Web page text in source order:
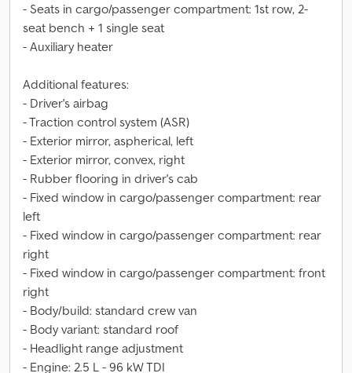
- Seats in cargo/passenger compartment: 1st row, 2-
seat bench + 1 single seat
- Auxiliary heater
Additional features:
- Driver's airbag
- Traction control system (ASR)
- Exterior mirror, aspherical, left
- Exterior mirror, convex, right
- Rubber flooring in driver's cab
- Fixed window in cargo/passenger compartment: rear
left
- Fixed window in cargo/passenger compartment: rear
right
- Fixed window in cargo/passenger compartment: front
right
- Body/build: standard crew van
- Body variant: standard roof
- Headlight range adjustment
- Engine: 2.5 L - 96 kW TDI